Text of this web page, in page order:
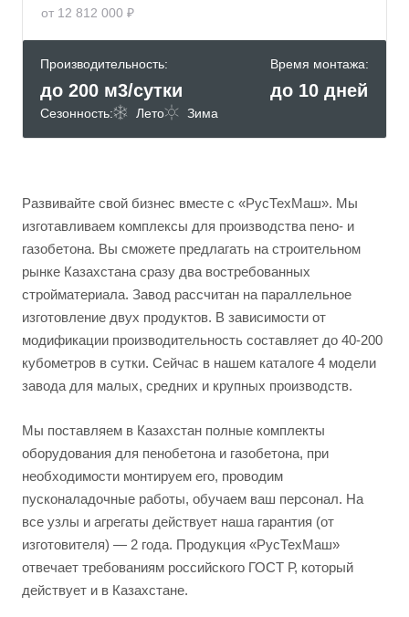
от 12 812 000 ₽
Производительность:
до 200 м3/сутки
Время монтажа:
до 10 дней
Сезонность: Лето Зима
Развивайте свой бизнес вместе с «РусТехМаш». Мы
изготавливаем комплексы для производства пено- и
газобетона. Вы сможете предлагать на строительном
рынке Казахстана сразу два востребованных
стройматериала. Завод рассчитан на параллельное
изготовление двух продуктов. В зависимости от
модификации производительность составляет до 40-200
кубометров в сутки. Сейчас в нашем каталоге 4 модели
завода для малых, средних и крупных производств.
Мы поставляем в Казахстан полные комплекты
оборудования для пенобетона и газобетона, при
необходимости монтируем его, проводим
пусконаладочные работы, обучаем ваш персонал. На
все узлы и агрегаты действует наша гарантия (от
изготовителя) — 2 года. Продукция «РусТехМаш»
отвечает требованиям российского ГОСТ Р, который
действует и в Казахстане.